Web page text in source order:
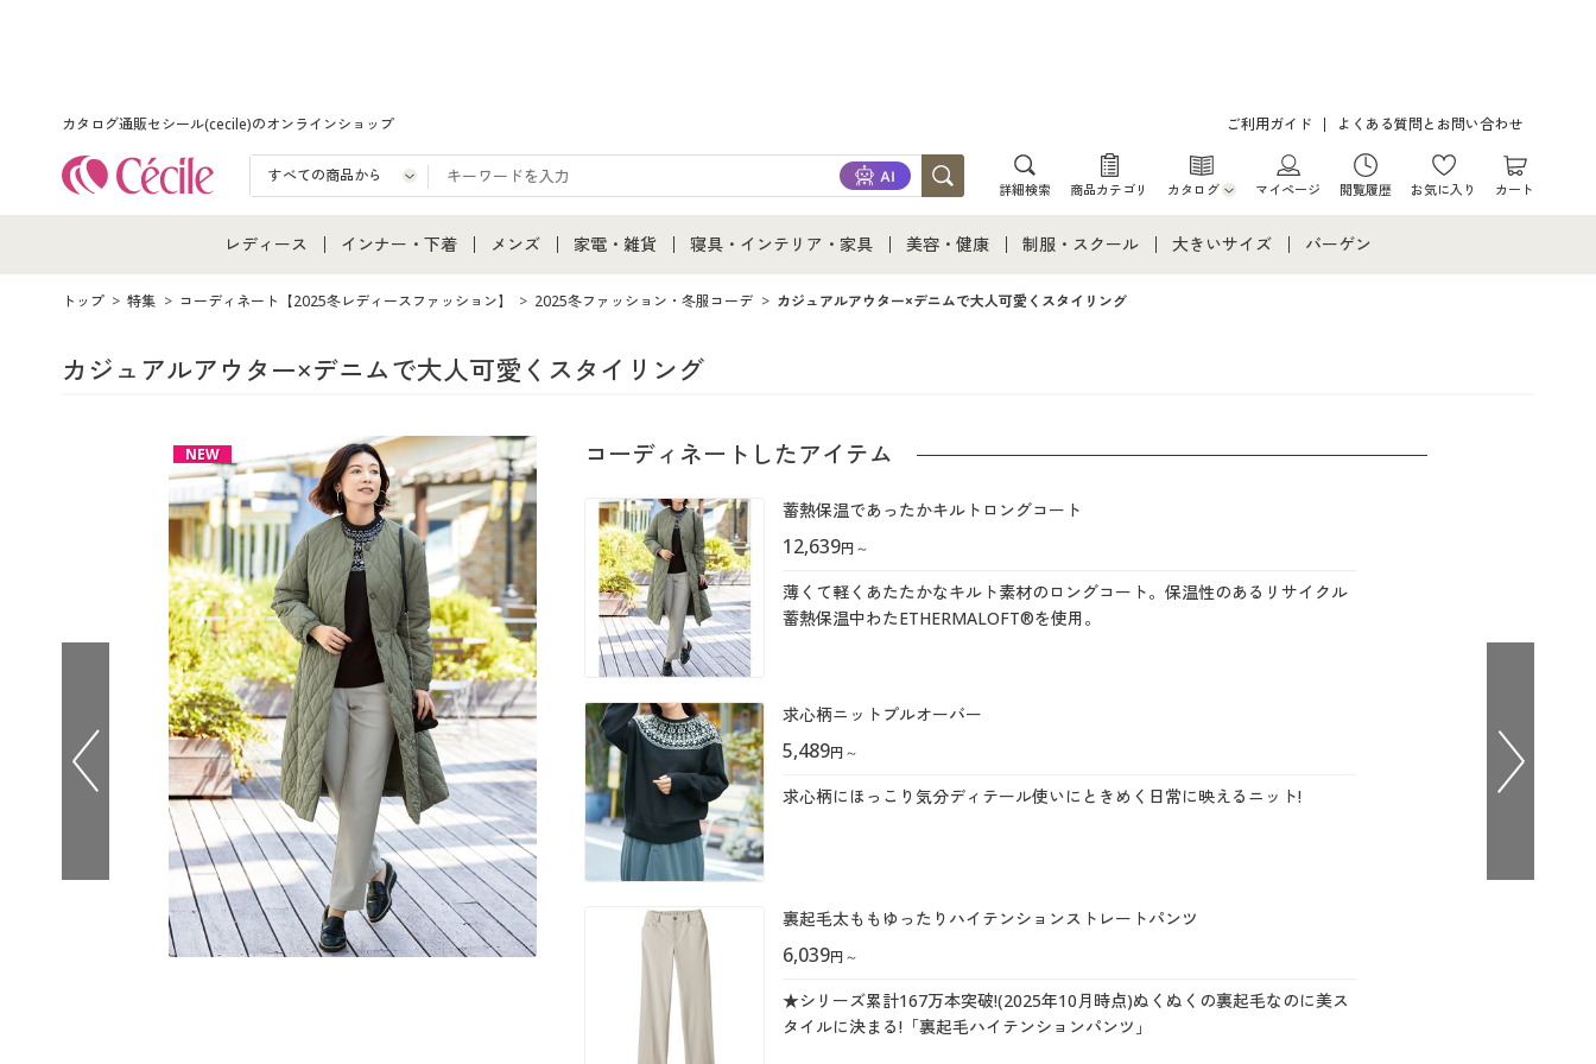
カタログ通販セシール(cecile)のオンラインショップ ご利用ガイド よくある質問とお問い合わせ
詳細検索 商品カテゴリ カタログ
カタログ・チラシからのご注文
マイページ 閲覧履歴 お気に入り カート
レディース
レディース通販すべて
レディースファッション
インナー・下着
インナー・下着通販すべて
ジュニア・ティーンズ下着
メンズ
メンズ通販すべて
メンズファッション
家電・雑貨
家電・雑貨すべて
家電
寝具・インテリア・家具
寝具・インテリア・家具通販すべて
家具・収納
美容・健康
美容・健康通販すべて
制服・スクール
制服・スクールすべて
大きいサイズ バーゲン
トップ 特集 コーディネート【2025冬レディースファッション】 2025冬ファッション・冬服コーデ カジュアルアウター×デニムで大人可愛くスタイリング
カジュアルアウター×デニムで大人可愛くスタイリング
NEW コーディネートしたアイテム
蓄熱保温であったかキルトロングコート
12,639円～
薄くて軽くあたたかなキルト素材のロングコート。保温性のあるリサイクル
蓄熱保温中わたETHERMALOFT®を使用。
求心柄ニットプルオーバー
5,489円～
求心柄にほっこり気分ディテール使いにときめく日常に映えるニット!
裏起毛太ももゆったりハイテンションストレートパンツ
6,039円～
★シリーズ累計167万本突破!(2025年10月時点)ぬくぬくの裏起毛なのに美ス
タイルに決まる!「裏起毛ハイテンションパンツ」